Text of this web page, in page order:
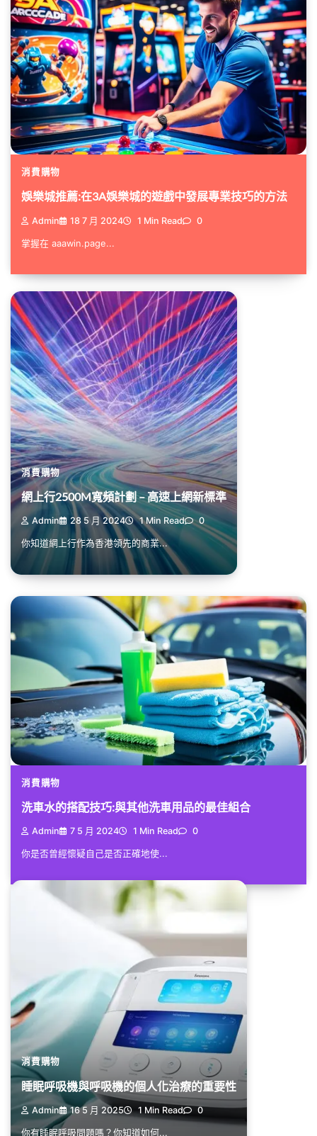
消費購物
娛樂城推薦:在3A娛樂城的遊戲中發展專業技巧的方法
Admin 18 7 月 2024 1 Min Read 0
掌握在 aaawin.page...
消費購物
網上行2500M寬頻計劃 – 高速上網新標準
Admin 28 5 月 2024 1 Min Read 0
你知道網上行作為香港領先的商業...
消費購物
洗車水的搭配技巧:與其他洗車用品的最佳組合
Admin 7 5 月 2024 1 Min Read 0
你是否曾經懷疑自己是否正確地使...
消費購物
睡眠呼吸機與呼吸機的個人化治療的重要性
Admin 16 5 月 2025 1 Min Read 0
你有睡眠呼吸問題嗎？你知道如何...